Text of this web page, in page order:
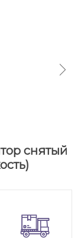
снятый